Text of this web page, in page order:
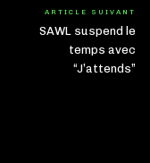
ARTICLE SUIVANT
SAWL suspend le
temps avec
“J’attends”